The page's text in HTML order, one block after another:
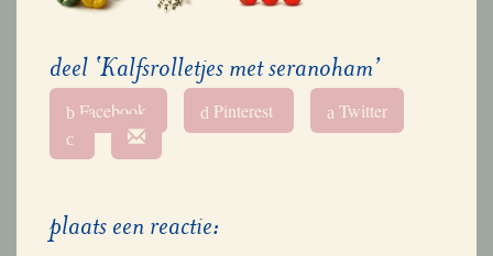
deel ‘Kalfsrolletjes met seranoham’
b Facebook d Pinterest a Twitter
c
plaats een reactie: